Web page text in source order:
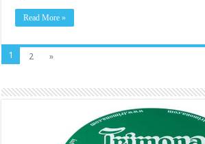
Read More »
1 2 »